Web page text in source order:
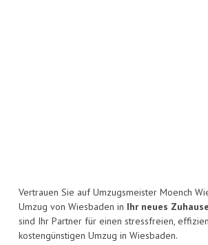
Vertrauen Sie auf Umzugsmeister Moench
Umzug von Wiesbaden in Ihr neues
sind Ihr Partner für einen stressfreien,
kostengünstigen Umzug in Wiesbaden.